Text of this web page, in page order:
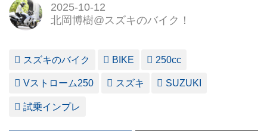
2025-10-12
北岡博樹@スズキのバイク！
スズキのバイク BIKE 250cc
Vストローム250 スズキ SUZUKI
試乗インプレ